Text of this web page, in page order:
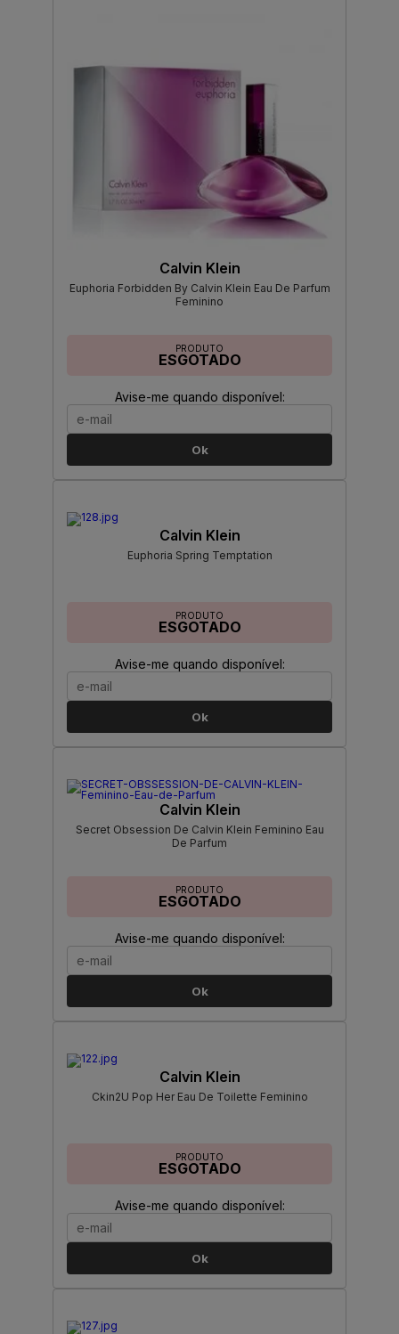
Calvin Klein
Euphoria Forbidden By Calvin Klein Eau De Parfum
Feminino
PRODUTO
ESGOTADO
Avise-me quando disponível:
Ok
Calvin Klein
Euphoria Spring Temptation
PRODUTO
ESGOTADO
Avise-me quando disponível:
Ok
Calvin Klein
Secret Obsession De Calvin Klein Feminino Eau
De Parfum
PRODUTO
ESGOTADO
Avise-me quando disponível:
Ok
Calvin Klein
Ckin2U Pop Her Eau De Toilette Feminino
PRODUTO
ESGOTADO
Avise-me quando disponível:
Ok